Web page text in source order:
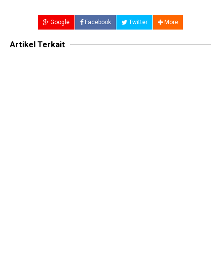
Google Facebook Twitter More
Artikel Terkait